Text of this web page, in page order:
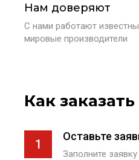
Нам доверяют
С нами работают
мировые производители
Как заказать
1
Оставьте
Заполните